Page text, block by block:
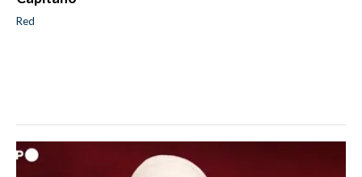
Red